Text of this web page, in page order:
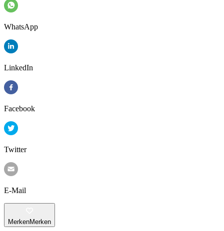
WhatsApp
LinkedIn
Facebook
Twitter
E-Mail
MerkenMerken